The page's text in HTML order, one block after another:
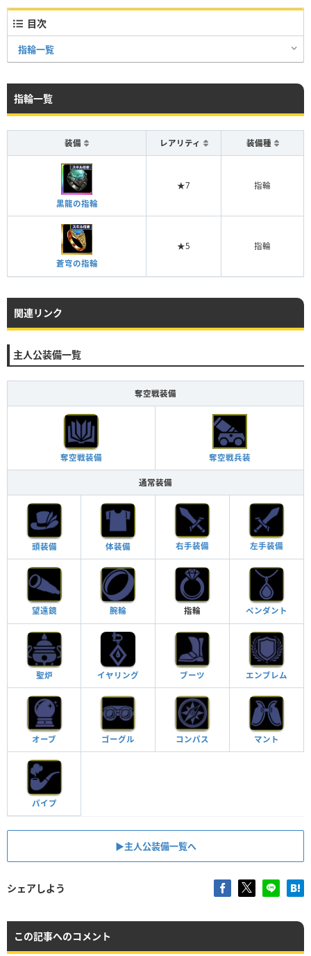
目次
指輪一覧
指輪一覧
装備 レアリティ 装備種
黒龍の指輪
★7 指輪
蒼穹の指輪
★5 指輪
関連リンク
主人公装備一覧
奪空戦装備
奪空戦装備 奪空戦兵装
通常装備
頭装備 体装備 右手装備 左手装備
望遠鏡 腕輪 指輪 ペンダント
聖炉 イヤリング ブーツ エンブレム
オーブ ゴーグル コンパス マント
パイプ
▶︎主人公装備一覧へ
シェアしよう
この記事へのコメント